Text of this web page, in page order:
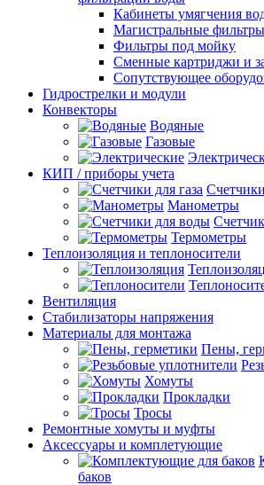
Кабинеты умягчения
Магистральные фильтры
Фильтры под мойку
Сменные картриджи и
Сопутствующее
Гидрострелки и модули
Конвекторы
Водяные
Газовые
КИП / приборы учета
Манометры
Термометры
Теплоизоляция и теплоносители
Вентиляция
Стабилизаторы напряжения
Материалы для монтажа
Пены,
Хомуты
Прокладки
Тросы
Ремонтные хомуты и муфты
Аксессуары и комплетующие
баков